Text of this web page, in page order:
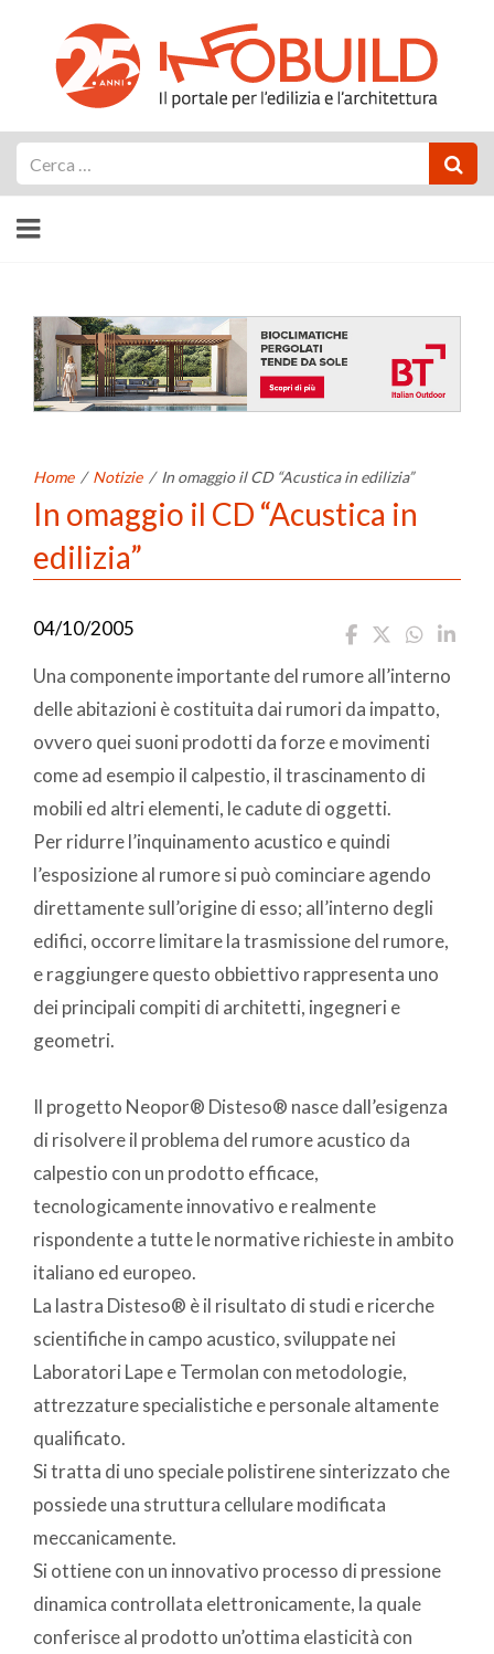
Home / Notizie / In omaggio il CD “Acustica in edilizia”
In omaggio il CD “Acustica in
edilizia”
04/10/2005
Una componente importante del rumore all’interno
delle abitazioni è costituita dai rumori da impatto,
ovvero quei suoni prodotti da forze e movimenti
come ad esempio il calpestio, il trascinamento di
mobili ed altri elementi, le cadute di oggetti.
Per ridurre l’inquinamento acustico e quindi
l’esposizione al rumore si può cominciare agendo
direttamente sull’origine di esso; all’interno degli
edifici, occorre limitare la trasmissione del rumore,
e raggiungere questo obbiettivo rappresenta uno
dei principali compiti di architetti, ingegneri e
geometri.
Il progetto Neopor® Disteso® nasce dall’esigenza
di risolvere il problema del rumore acustico da
calpestio con un prodotto efficace,
tecnologicamente innovativo e realmente
rispondente a tutte le normative richieste in ambito
italiano ed europeo.
La lastra Disteso® è il risultato di studi e ricerche
scientifiche in campo acustico, sviluppate nei
Laboratori Lape e Termolan con metodologie,
attrezzature specialistiche e personale altamente
qualificato.
Si tratta di uno speciale polistirene sinterizzato che
possiede una struttura cellulare modificata
meccanicamente.
Si ottiene con un innovativo processo di pressione
dinamica controllata elettronicamente, la quale
conferisce al prodotto un’ottima elasticità con